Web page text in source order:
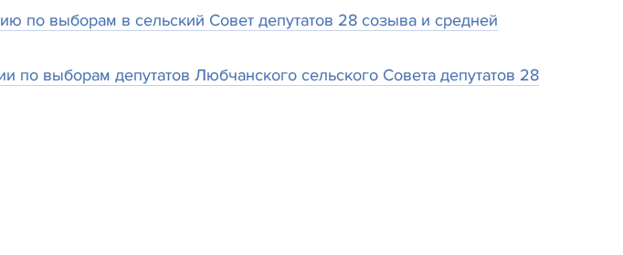
по выборам в сельский Совет депутатов 28 созыва и средней
по выборам депутатов Любчанского сельского Совета депутатов 28